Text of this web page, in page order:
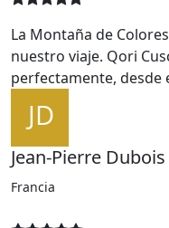
La Montaña de
nuestro viaje. Qori
perfectamente, desde
Jean-Pierre Dubois
Francia